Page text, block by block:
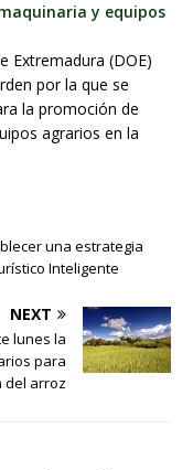
y equipos
Extremadura (DOE)
por la que se
la promoción de
agrarios en la
una estrategia
Inteligente
NEXT
lunes la
para
del arroz